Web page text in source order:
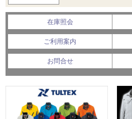
在庫照会
ご利用案内
お問合せ